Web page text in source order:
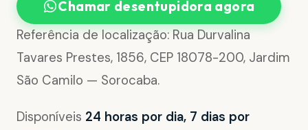
Chamar desentupidora agora
Referência de localização: Rua Durvalina
Tavares Prestes, 1856, CEP 18078-200, Jardim
São Camilo — Sorocaba.
Disponíveis 24 horas por dia, 7 dias por